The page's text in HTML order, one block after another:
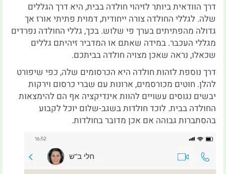
דרך הוודאית ביותר לזיהוי חולדה בבית, היא דרך הגללים
שלה. לגללי החולדה צורה ייחודית, דמוית פתיתי אורז אך
גדולה מהפתיתים בערך פי שלוש. בכך, גללי החולדה נפרדים
מגללי העכבר. במידה שאתם או המדביר זיהיתם גללים
שכאלו, נראה שאכן מצויה חולדה בביתכם.
דרך נוספת לזהות חולדה היא הכרסומים שלה, כפי שיפורט
להלן. חוטים מכורסמים, ארונות עם שברי כרסום וירקות
יבשים נגוסים עשויים להוות אינדיקציה אף הם להימצאות
החולדה בבית. לוכד חולדות בשגב-שלום יוכל לקבוע
בהסתברות גבוהה אם אכן מדובר בחולדות.